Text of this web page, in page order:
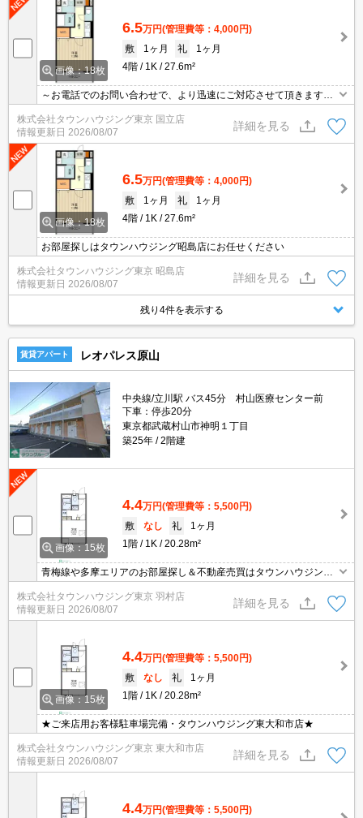
画像：18枚
6.5万円(管理費等：4,000円)
敷
1ヶ月 礼
1ヶ月
4階
1K 27.6m²
～お電話でのお問い合わせで、より迅速にご対応させて頂きます～
地域密着タウンハウジング【国立店】まで～
株式会社タウンハウジング東京 国立店
情報更新日 2026/08/07
詳細を見る
画像：18枚
6.5万円(管理費等：4,000円)
敷
1ヶ月 礼
1ヶ月
4階
1K 27.6m²
お部屋探しはタウンハウジング昭島店にお任せください
株式会社タウンハウジング東京 昭島店
情報更新日 2026/08/07
詳細を見る
残り4件を表示する
賃貸アパート レオパレス原山
中央線/立川駅 バス45分 村山医療センター前
下車：停歩20分
東京都武蔵村山市神明１丁目
築25年
2階建
画像：15枚
4.4万円(管理費等：5,500円)
敷
なし 礼
1ヶ月
1階
1K 20.28m²
青梅線や多摩エリアのお部屋探し＆不動産売買はタウンハウジング
羽村店にお任せを！ご来店時無料駐車場ご用意あります！
株式会社タウンハウジング東京 羽村店
情報更新日 2026/08/07
詳細を見る
画像：15枚
4.4万円(管理費等：5,500円)
敷
なし 礼
1ヶ月
1階
1K 20.28m²
★ご来店用お客様駐車場完備・タウンハウジング東大和市店★
株式会社タウンハウジング東京 東大和市店
情報更新日 2026/08/07
詳細を見る
4.4万円(管理費等：5,500円)